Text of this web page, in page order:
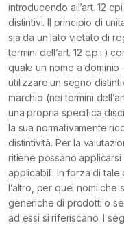
introducendo all’art. 12
distintivi. Il principio di
sia da un lato vietato di
termini dell’art. 12 c.p.i.)
quale un nome a dominio
utilizzare un segno
marchio (nei termini
una propria specifica
la sua normativamente
distintività. Per la
ritiene possano applicarsi
applicabili. In forza di tale
l’altro, per quei nomi che
generiche di prodotti o
ad essi si riferiscano. I